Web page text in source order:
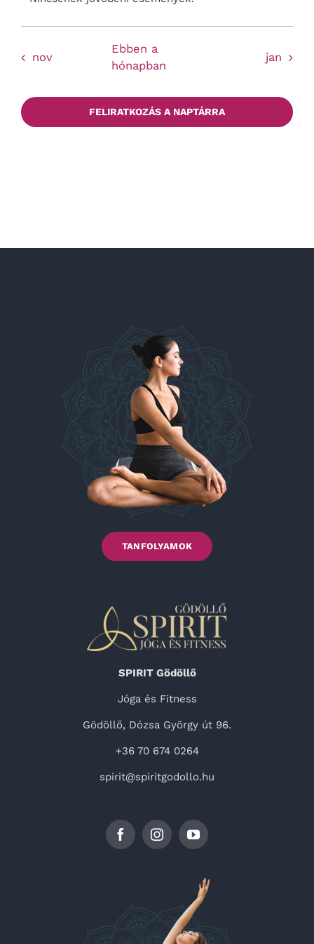
Notice
nov
Ebben a
hónapban
jan
FELIRATKOZÁS A NAPTÁRRA
TANFOLYAMOK
SPIRIT Gödöllő
Jóga és Fitness
Gödöllő, Dózsa György út 96.
+36 70 674 0264
spirit@spiritgodollo.hu